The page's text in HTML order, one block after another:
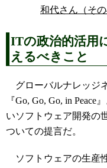
和代さん（そ
ITの政治的活用
えるべきこと
グローバルナレッジ
『Go, Go, Go, in
いソフトウェア開発の
ついての提言だ。
ソフトウェアの生産